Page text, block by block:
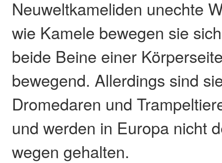
Neuweltkameliden unechte
wie Kamele bewegen sie
beide Beine einer
bewegend. Allerdings sind
Dromedaren und
und werden in Europa nicht
wegen gehalten.